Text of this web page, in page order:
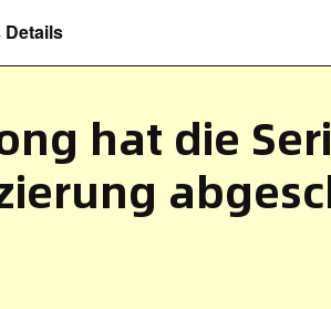
Details
hat die